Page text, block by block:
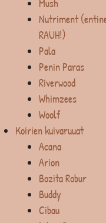
Mush
Nutriment
RAUH!)
Pala
Penin Paras
Riverwood
Whimzees
Woolf
Koirien kuivaruuat
Acana
Arion
Bozita Robur
Buddy
Cibau